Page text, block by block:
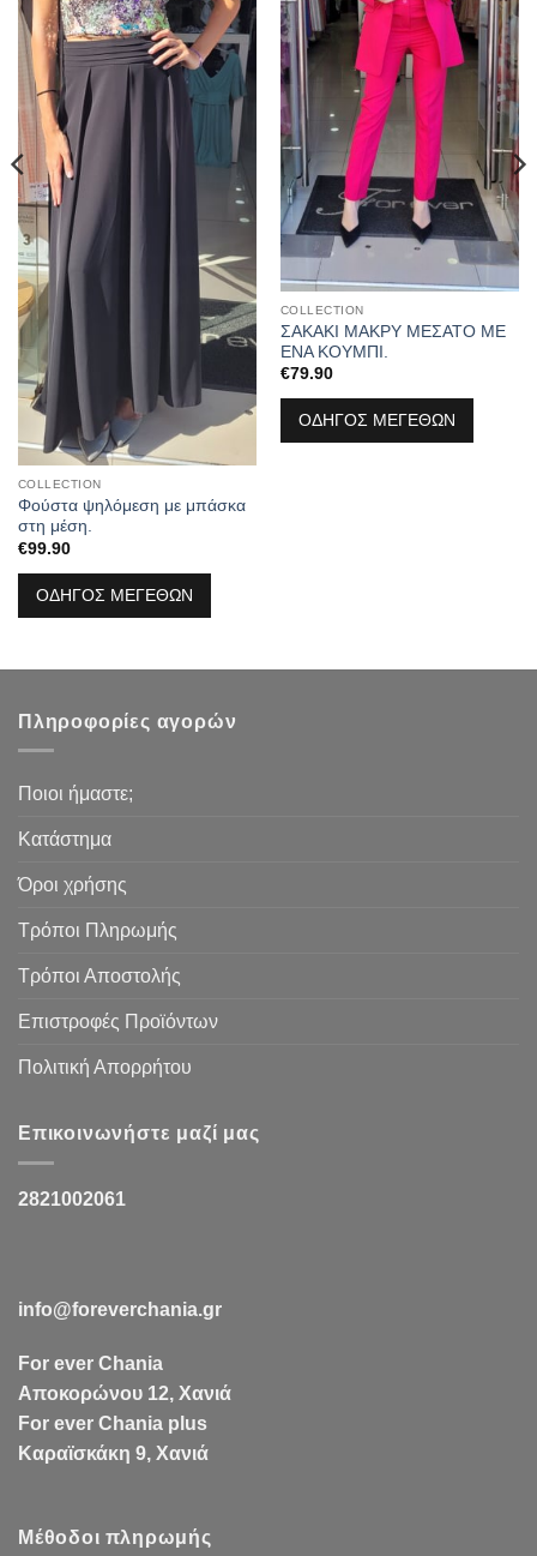
COLLECTION
Φούστα ψηλόμεση με μπάσκα
στη μέση.
€99.90
ΟΔΗΓΟΣ ΜΕΓΕΘΩΝ
COLLECTION
ΣΑΚΑΚΙ ΜΑΚΡΥ ΜΕΣΑΤΟ ΜΕ
ΕΝΑ ΚΟΥΜΠΙ.
€79.90
ΟΔΗΓΟΣ ΜΕΓΕΘΩΝ
Πληροφορίες αγορών
Ποιοι ήμαστε;
Κατάστημα
Όροι χρήσης
Τρόποι Πληρωμής
Τρόποι Αποστολής
Επιστροφές Προϊόντων
Πολιτική Απορρήτου
Επικοινωνήστε μαζί μας
2821002061
info@foreverchania.gr
For ever Chania
Αποκορώνου 12, Χανιά
For ever Chania plus
Καραϊσκάκη 9, Χανιά
Μέθοδοι πληρωμής